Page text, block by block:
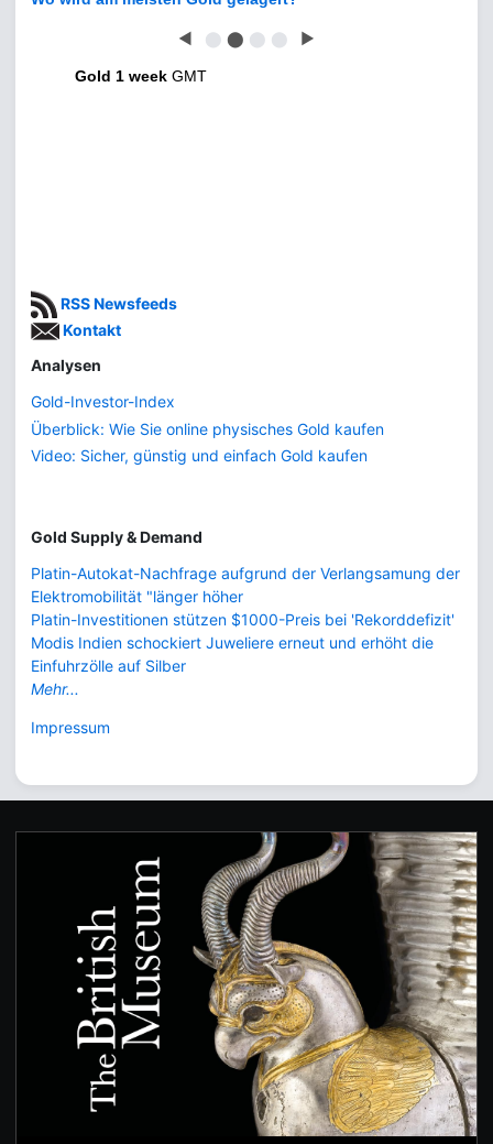
◀ ⬤ ⬤ ⬤ ⬤ ▶
Gold 1 week GMT
RSS Newsfeeds
Kontakt
Analysen
Gold-Investor-Index
Überblick: Wie Sie online physisches Gold kaufen
Video: Sicher, günstig und einfach Gold kaufen
Gold Supply & Demand
Platin-Autokat-Nachfrage aufgrund der Verlangsamung der
Elektromobilität "länger höher
Platin-Investitionen stützen $1000-Preis bei 'Rekorddefizit'
Modis Indien schockiert Juweliere erneut und erhöht die
Einfuhrzölle auf Silber
Mehr...
Impressum